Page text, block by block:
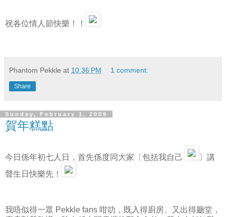
祝各位情人節快樂！！
Phantom Pekkle at 10:36 PM 1 comment:
Share
Sunday, February 1, 2009
賀年糕點
今日係年初七人日，首先係度同大家〔包括我自己
〕講
聲生日快樂先！
我唔似得一眾 Pekkle fans 咁叻，既入得廚房、又出得廳堂，